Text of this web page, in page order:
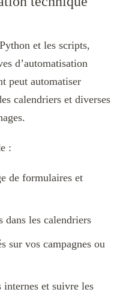
et les scripts,
d’automatisation
peut automatiser
calendriers et diverses
:
de formulaires et
dans les calendriers​
sur vos campagnes ou
et suivre les